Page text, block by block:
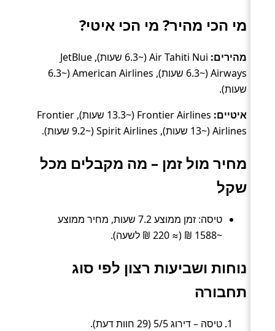
מי הכי מהיר? מי הכי איטי?
מהירים:
Air Tahiti Nui (~6.3 שעות), JetBlue
Airways (~6.3 שעות), American Airlines (~6.3
שעות).
איטיים:
Frontier Airlines (~13.3 שעות), Frontier
Airlines (~13 שעות), Spirit Airlines (~9.2 שעות).
מחיר מול זמן – מה מקבלים מכל
שקל
טיסה: זמן ממוצע 7.2 שעות, מחיר ממוצע
~1588 ₪ (≈ 220 ₪ לשעה).
נוחות ושביעות רצון לפי סוג
תחבורה
טיסה – דירוג 5/5 (29 חוות דעת).